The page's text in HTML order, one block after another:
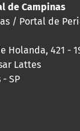
de Campinas
/ Portal de
Holanda, 421 -
Lattes
SP